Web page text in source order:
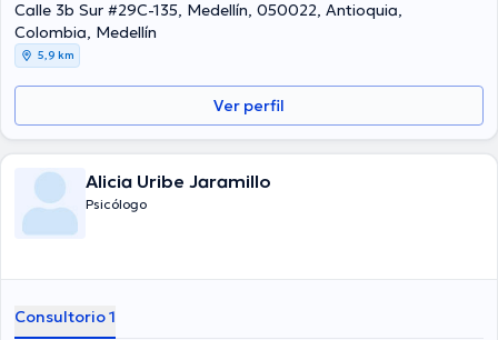
Calle 3b Sur #29C-135, Medellín, 050022, Antioquia,
Colombia, Medellín
5,9 km
Ver perfil
Alicia Uribe Jaramillo
Psicólogo
Consultorio 1